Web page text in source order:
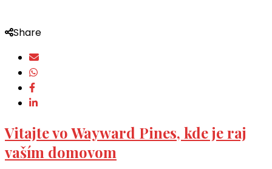
Share
Vitajte vo Wayward Pines, kde je raj
vaším domovom